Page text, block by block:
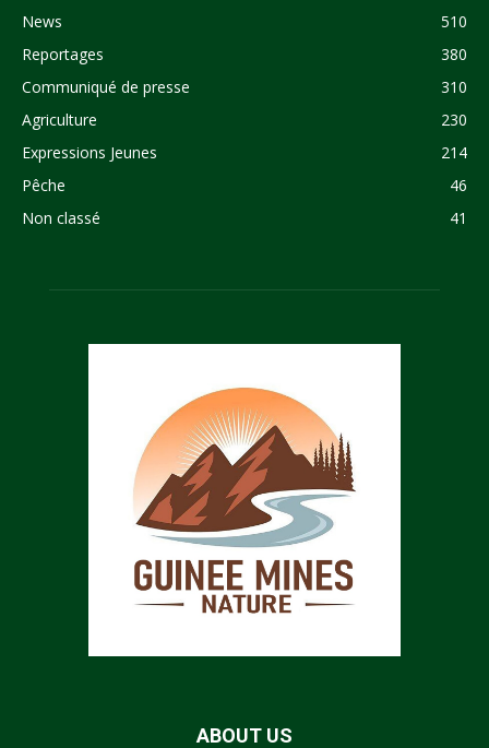
News
510
Reportages
380
Communiqué de presse
310
Agriculture
230
Expressions Jeunes
214
Pêche
46
Non classé
41
ABOUT US